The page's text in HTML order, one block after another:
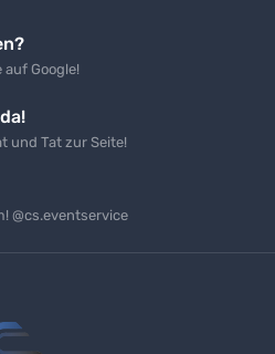
auf Google!
und Tat zur Seite!
@cs.eventservice